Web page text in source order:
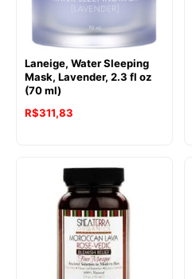
Laneige, Water Sleeping
Mask, Lavender, 2.3 fl oz
(70 ml)
R$311,83